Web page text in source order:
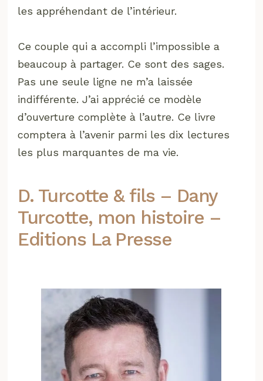
les appréhendant de l’intérieur.
Ce couple qui a accompli l’impossible a
beaucoup à partager. Ce sont des sages.
Pas une seule ligne ne m’a laissée
indifférente. J’ai apprécié ce modèle
d’ouverture complète à l’autre. Ce livre
comptera à l’avenir parmi les dix lectures
les plus marquantes de ma vie.
D. Turcotte & fils – Dany
Turcotte, mon histoire –
Editions La Presse